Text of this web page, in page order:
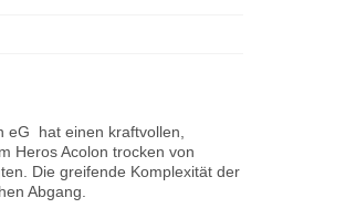
eG hat einen kraftvollen,
Heros Acolon trocken von
Die greifende Komplexität der
Abgang.